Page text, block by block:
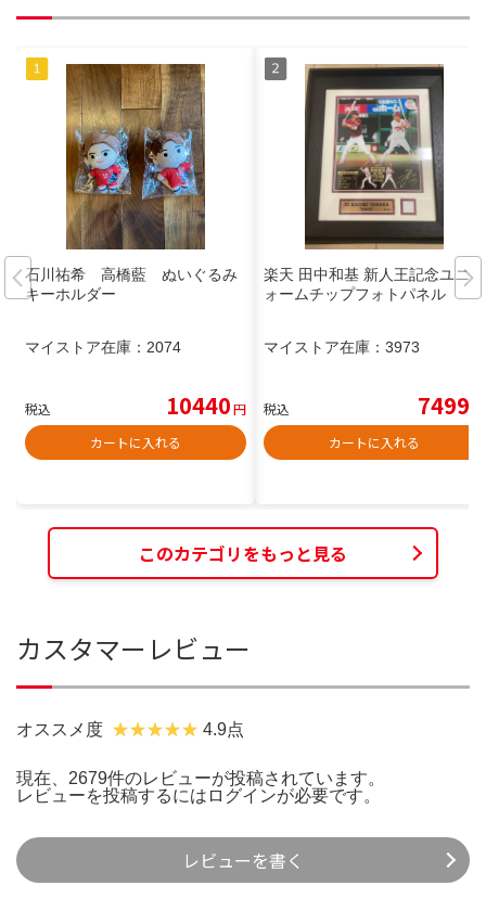
石川祐希 高橋藍 ぬいぐるみ
キーホルダー
マイストア在庫： 2074
税込 10440円
カートに入れる
楽天 田中和基 新人王記念ユニフ
ォームチップフォトパネル
マイストア在庫： 3973
税込 7499
カートに入れる
このカテゴリをもっと見る
カスタマーレビュー
オススメ度 4.9点
現在、2679件のレビューが投稿されています。
レビューを投稿するには ログインが必要です。
レビューを書く